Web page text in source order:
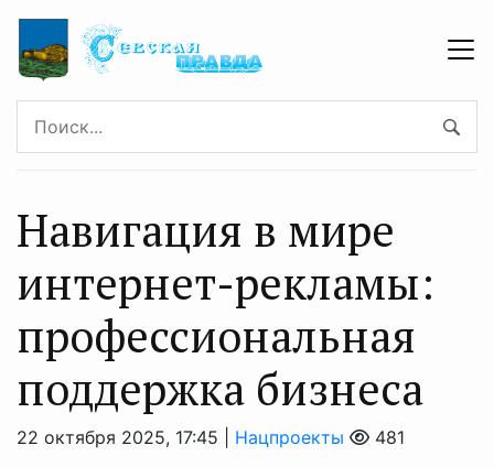
Навигация в мире
интернет-рекламы:
профессиональная
поддержка бизнеса
22 октября 2025, 17:45 | Нацпроекты 481